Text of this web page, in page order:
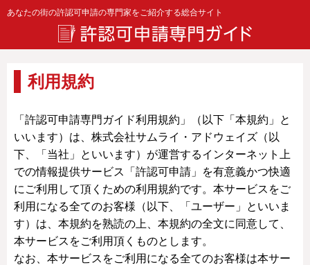
あなたの街の許認可申請の専門家をご紹介する総合サイト
利用規約
「許認可申請専門ガイド利用規約」（以下「本規約」と
いいます）は、株式会社サムライ・アドウェイズ（以
下、「当社」といいます）が運営するインターネット上
での情報提供サービス「許認可申請」を有意義かつ快適
にご利用して頂くための利用規約です。本サービスをご
利用になる全てのお客様（以下、「ユーザー」といいま
す）は、本規約を熟読の上、本規約の全文に同意して、
本サービスをご利用頂くものとします。
なお、本サービスをご利用になる全てのお客様は本サー